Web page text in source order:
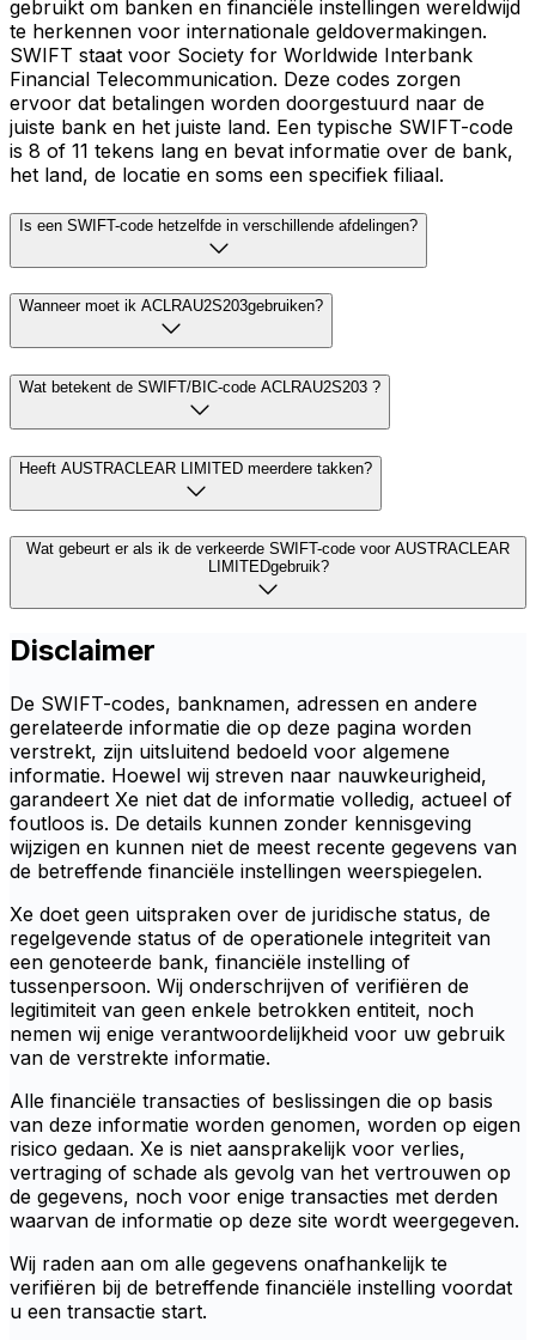
gebruikt om banken en financiële instellingen wereldwijd
te herkennen voor internationale geldovermakingen.
SWIFT staat voor Society for Worldwide Interbank
Financial Telecommunication. Deze codes zorgen
ervoor dat betalingen worden doorgestuurd naar de
juiste bank en het juiste land. Een typische SWIFT-code
is 8 of 11 tekens lang en bevat informatie over de bank,
het land, de locatie en soms een specifiek filiaal.
Is een SWIFT-code hetzelfde in verschillende afdelingen?
Wanneer moet ik ACLRAU2S203gebruiken?
Wat betekent de SWIFT/BIC-code ACLRAU2S203 ?
Heeft AUSTRACLEAR LIMITED meerdere takken?
Wat gebeurt er als ik de verkeerde SWIFT-code voor AUSTRACLEAR
LIMITEDgebruik?
Disclaimer
De SWIFT-codes, banknamen, adressen en andere
gerelateerde informatie die op deze pagina worden
verstrekt, zijn uitsluitend bedoeld voor algemene
informatie. Hoewel wij streven naar nauwkeurigheid,
garandeert Xe niet dat de informatie volledig, actueel of
foutloos is. De details kunnen zonder kennisgeving
wijzigen en kunnen niet de meest recente gegevens van
de betreffende financiële instellingen weerspiegelen.
Xe doet geen uitspraken over de juridische status, de
regelgevende status of de operationele integriteit van
een genoteerde bank, financiële instelling of
tussenpersoon. Wij onderschrijven of verifiëren de
legitimiteit van geen enkele betrokken entiteit, noch
nemen wij enige verantwoordelijkheid voor uw gebruik
van de verstrekte informatie.
Alle financiële transacties of beslissingen die op basis
van deze informatie worden genomen, worden op eigen
risico gedaan. Xe is niet aansprakelijk voor verlies,
vertraging of schade als gevolg van het vertrouwen op
de gegevens, noch voor enige transacties met derden
waarvan de informatie op deze site wordt weergegeven.
Wij raden aan om alle gegevens onafhankelijk te
verifiëren bij de betreffende financiële instelling voordat
u een transactie start.